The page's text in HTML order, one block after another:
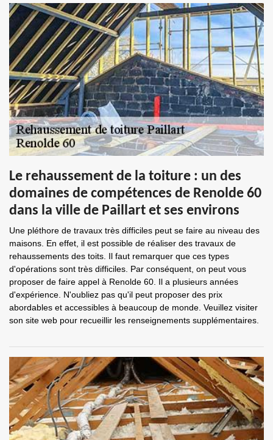
Le rehaussement de la toiture : un des
domaines de compétences de Renolde 60
dans la ville de Paillart et ses environs
Une pléthore de travaux très difficiles peut se faire au niveau des
maisons. En effet, il est possible de réaliser des travaux de
rehaussements des toits. Il faut remarquer que ces types
d'opérations sont très difficiles. Par conséquent, on peut vous
proposer de faire appel à Renolde 60. Il a plusieurs années
d'expérience. N'oubliez pas qu'il peut proposer des prix
abordables et accessibles à beaucoup de monde. Veuillez visiter
son site web pour recueillir les renseignements supplémentaires.